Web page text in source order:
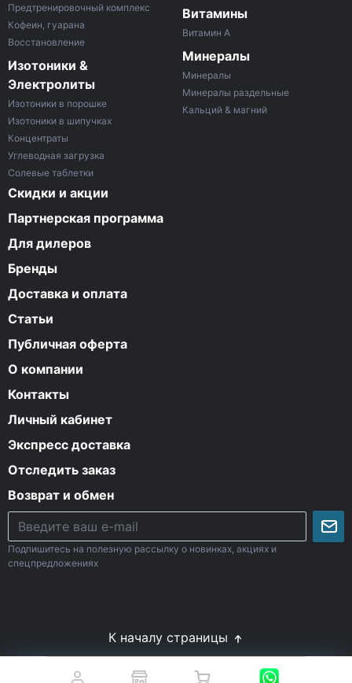
Предтренировочный комплекс
Кофеин, гуарана
Восстановление
Изотоники &
Электролиты
Изотоники в порошке
Изотоники в шипучках
Концентраты
Углеводная загрузка
Солевые таблетки
Витамины
Витамин A
Минералы
Минералы
Минералы раздельные
Кальций & магний
Скидки и акции
Партнерская программа
Для дилеров
Бренды
Доставка и оплата
Статьи
Публичная оферта
О компании
Контакты
Личный кабинет
Экспресс доставка
Отследить заказ
Возврат и обмен
Подпишитесь на полезную рассылку о новинках, акциях и
спецпредложениях
К началу страницы
© Все права защищены. 2009-2026 Energy-Body.ru